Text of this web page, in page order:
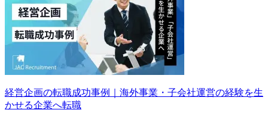
経営企画の転職成功事例｜海外事業・子会社運営の経験を生
かせる企業へ転職